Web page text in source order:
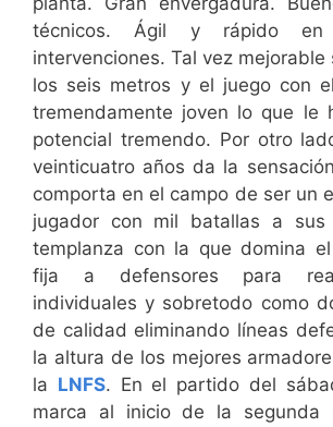
técnicos. Ágil y rápido
intervenciones. Tal vez mejorable
los seis metros y el juego con
tremendamente joven lo que le
potencial tremendo. Por otro
veinticuatro años da la
comporta en el campo de ser un
jugador con mil batallas a sus
templanza con la que domina
fija a defensores para
individuales y sobretodo como
de calidad eliminando líneas
la altura de los mejores
la LNFS. En el partido del
marca al inicio de la segunda